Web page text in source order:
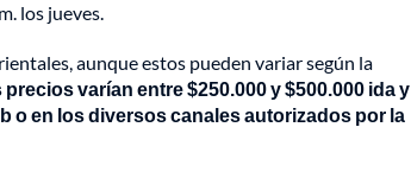
los jueves.
aunque estos pueden variar según la
precios varían entre $250.000 y $500.000 ida y
o en los diversos canales autorizados por la